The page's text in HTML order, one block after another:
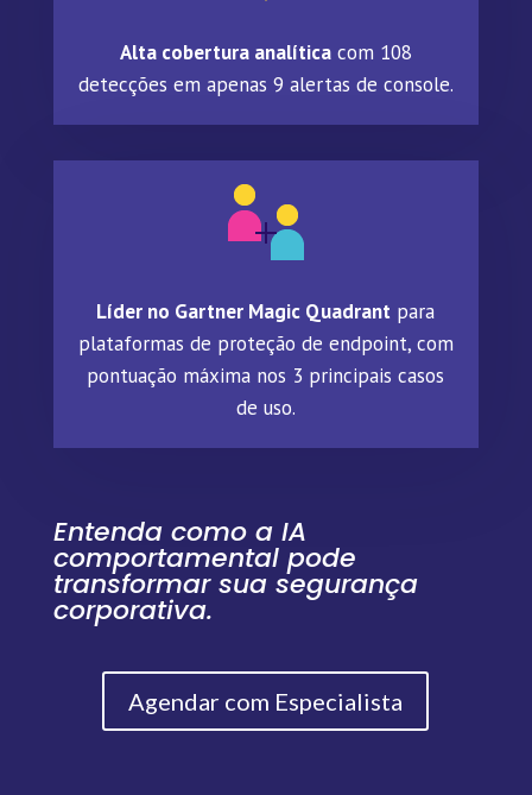
Alta cobertura analíticacom 108
detecções em apenas 9 alertas de console.
Líder no Gartner Magic Quadrant para
plataformas de proteção de endpoint, com
pontuação máxima nos 3 principais casos
de uso.
Entenda como a IA
comportamental pode
transformar sua segurança
corporativa.
Agendar com Especialista